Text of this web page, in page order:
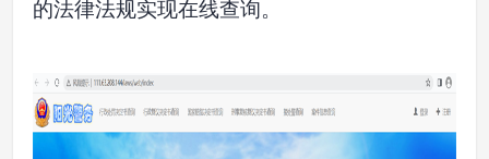
的法律法规实现在线查询。